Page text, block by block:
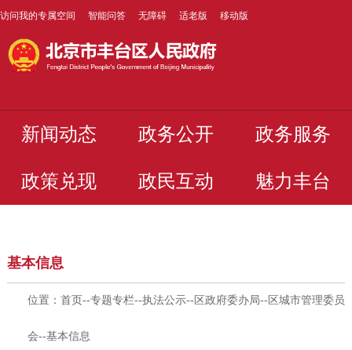
访问我的专属空间 智能问答 无障碍 适老版 移动版
新闻动态 政务公开 政务服务
政策兑现 政民互动 魅力丰台
基本信息
位置： 首页 --专题专栏--执法公示--区政府委办局--区城市管理委员
会--基本信息